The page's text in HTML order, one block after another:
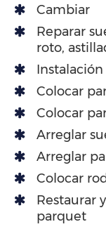
Cambiar
Reparar
roto,
Colocar
Colocar
Arreglar
Arreglar
Colocar
Restaurar
parquet